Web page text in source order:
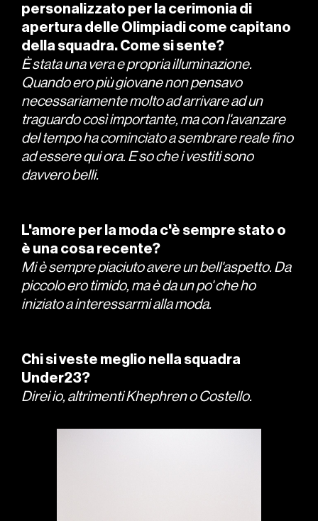
personalizzato per la cerimonia di
apertura delle Olimpiadi come capitano
della squadra. Come si sente?
È stata una vera e propria illuminazione.
Quando ero più giovane non pensavo
necessariamente molto ad arrivare ad un
traguardo così importante, ma con l'avanzare
del tempo ha cominciato a sembrare reale fino
ad essere qui ora. E so che i vestiti sono
davvero belli.
L'amore per la moda c'è sempre stato o
è una cosa recente?
Mi è sempre piaciuto avere un bell'aspetto. Da
piccolo ero timido, ma è da un po' che ho
iniziato a interessarmi alla moda.
Chi si veste meglio nella squadra
Under23?
Direi io, altrimenti Khephren o Costello.